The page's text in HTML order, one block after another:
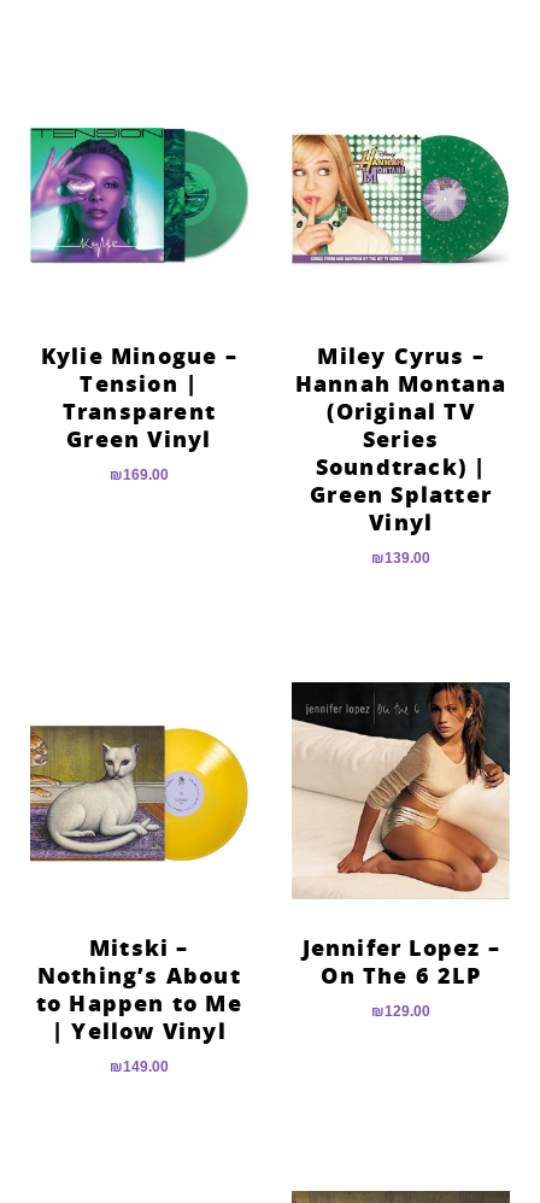
Miley Cyrus –
Hannah Montana
(Original TV
Series
Soundtrack) |
Green Splatter
Vinyl
₪139.00
Kylie Minogue –
Tension |
Transparent
Green Vinyl
₪169.00
Jennifer Lopez –
On The 6 2LP
₪129.00
Mitski –
Nothing’s About
to Happen to Me
| Yellow Vinyl
₪149.00